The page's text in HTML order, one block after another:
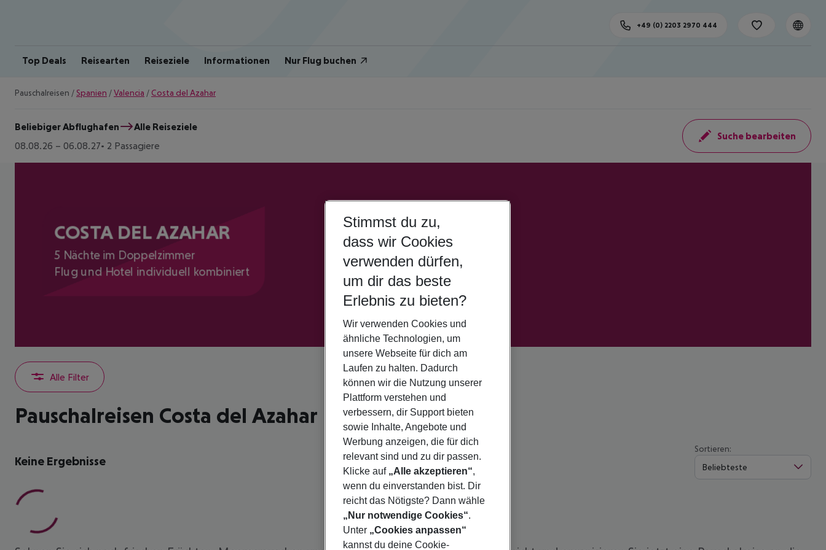
Top Deals Reisearten Reiseziele Informationen Nur Flug buchen
+49 (0) 2203 2970 444
Pauschalreisen / Spanien /Valencia / Costa del Azahar
Beliebiger Abflughafen
Alle Reiseziele
08.08.26 – 06.08.27 2 Passagiere
Suche bearbeiten
COSTA DEL AZAHAR
5 Nächte im Doppelzimmer
Flug und Hotel individuell kombiniert
Alle Filter
Pauschalreisen Costa del Azahar
Keine Ergebnisse
Sortieren:
Beliebteste
Stimmst du zu,
dass wir Cookies
verwenden dürfen,
um dir das beste
Erlebnis zu bieten?
Wir verwenden Cookies und
ähnliche Technologien, um
unsere Webseite für dich am
Laufen zu halten. Dadurch
können wir die Nutzung unserer
Plattform verstehen und
verbessern, dir Support bieten
sowie Inhalte, Angebote und
Werbung anzeigen, die für dich
relevant sind und zu dir passen.
Klicke auf „Alle akzeptieren“,
wenn du einverstanden bist. Dir
reicht das Nötigste? Dann wähle
„Nur notwendige Cookies“.
Unter „Cookies anpassen“
kannst du deine Cookie-